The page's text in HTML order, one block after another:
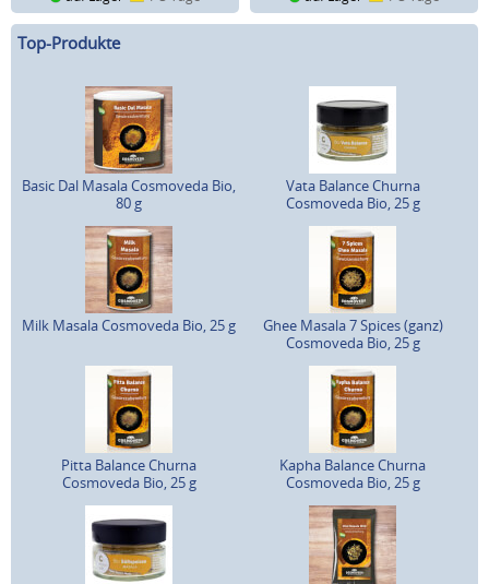
Top-Produkte
Basic Dal Masala Cosmoveda Bio,
80 g
Vata Balance Churna
Cosmoveda Bio, 25 g
Milk Masala Cosmoveda Bio, 25 g
Ghee Masala 7 Spices (ganz)
Cosmoveda Bio, 25 g
Pitta Balance Churna
Cosmoveda Bio, 25 g
Kapha Balance Churna
Cosmoveda Bio, 25 g